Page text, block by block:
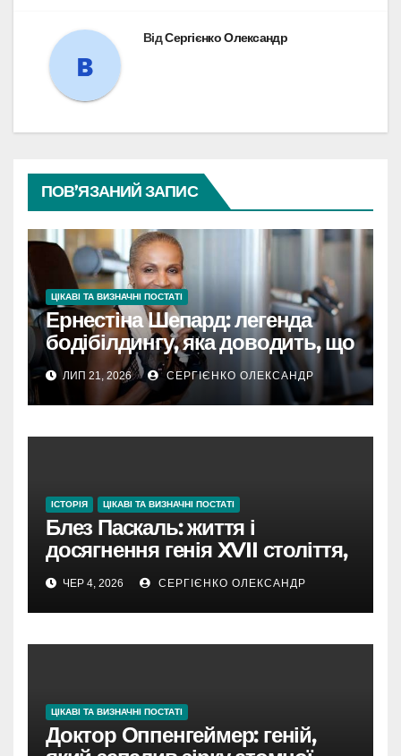
ВідСергієнко Олександр
ПОВ’ЯЗАНИЙ ЗАПИС
ЦІКАВІ ТА ВИЗНАЧНІ ПОСТАТІ
Ернестіна Шепард: легенда
бодібілдингу, яка доводить, що
вік — це лише цифра
ЛИП 21, 2026 СЕРГІЄНКО ОЛЕКСАНДР
ІСТОРІЯ ЦІКАВІ ТА ВИЗНАЧНІ ПОСТАТІ
Блез Паскаль: життя і
досягнення генія XVII століття,
який поєднав науку та віру
ЧЕР 4, 2026 СЕРГІЄНКО ОЛЕКСАНДР
ЦІКАВІ ТА ВИЗНАЧНІ ПОСТАТІ
Доктор Оппенгеймер: геній,